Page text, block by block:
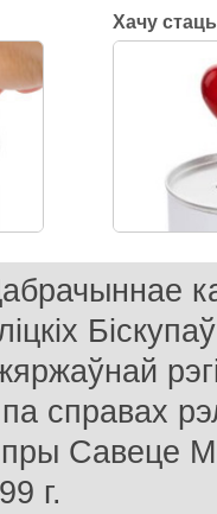
Хачу
справах
Савеце
г.